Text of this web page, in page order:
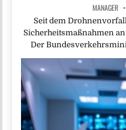
MANAGER
Seit dem
Sicherheitsmaßnahmen
Der